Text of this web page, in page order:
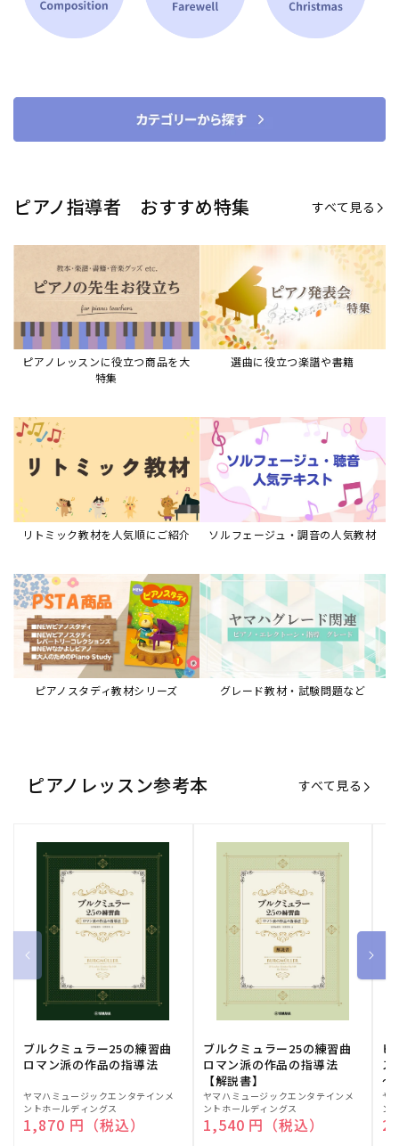
ピアノ指導者 おすすめ特集 すべて見る
ピアノレッスンに役立つ商品を大
特集
選曲に役立つ楽譜や書籍
リトミック教材を人気順にご紹介 ソルフェージュ・調音の人気教材
ピアノスタディ教材シリーズ グレード教材・試験問題など
ピアノレッスン参考本 すべて見る
ブルクミュラー25の練習曲
ロマン派の作品の指導法
販
売
元:
ヤマハミュージックエンタテインメ
ントホールディングス
通常価格
1,870 円（税込）
ブルクミュラー25の練習曲
ロマン派の作品の指導法
【解説書】
販
売
元:
ヤマハミュージックエンタテインメ
ントホールディングス
通常価格
1,540 円（税込）
ピ
ス
～
販
売
元:
ヤ
ン